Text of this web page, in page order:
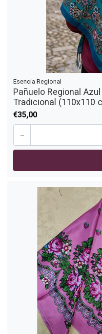
Esencia Regional
Pañuelo Regional
Tradicional (110x110
€35,00
-